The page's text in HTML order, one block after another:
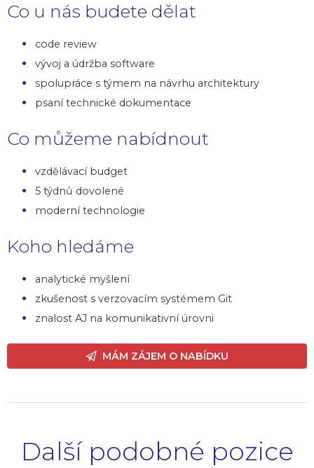
Co u nás budete dělat
code review
vývoj a údržba software
spolupráce s týmem na návrhu architektury
psaní technické dokumentace
Co můžeme nabídnout
vzdělávací budget
5 týdnů dovolené
moderní technologie
Koho hledáme
analytické myšlení
zkušenost s verzovacím systémem Git
znalost AJ na komunikativní úrovni
MÁM ZÁJEM O NABÍDKU
Další podobné pozice